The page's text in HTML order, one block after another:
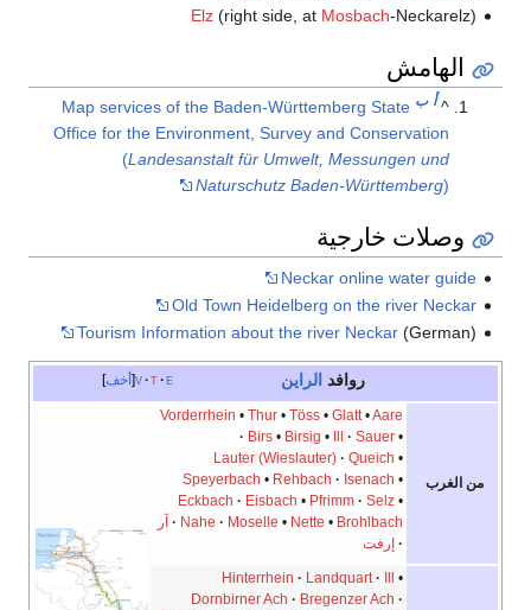
Elz(right side, at Mosbach-Neckarelz)
الهامش
^أ ب Map services of the Baden-Württemberg State
Office for the Environment, Survey and Conservation
(Landesanstalt für Umwelt, Messungen und
Naturschutz Baden-Württemberg)
وصلات خارجية
Neckar online water guide
Old Town Heidelberg on the river Neckar
Tourism Information about the river Neckar(German)
أخف v t e روافد الراين
من الغرب
Vorderrhein • Thur• Töss• Glatt•Aare
Birs• Birsig • Sauer•
Lauter (Wieslauter)
Queich •
Speyerbach • Rehbach Isenach •
Eckbach
Eisbach • Pfrimm Selz•
Nahe
Moselle • Nette • Brohlbach
آر
إرفت
Hinterrhein Landquart
•
Dornbirner Ach
Bregenzer Ach